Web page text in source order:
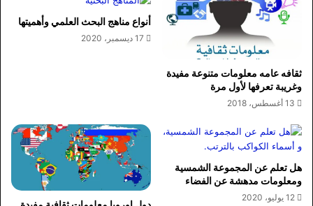
ثقافه عامه معلومات متنوعة مفيدة
وغريبة تعرفها لأول مرة
13 أغسطس، 2018
أنواع مناهج البحث العلمي وأهميتها
17 ديسمبر، 2020
هل تعلم عن المجموعة الشمسية
ومعلومات مدهشة عن الفضاء
12 يوليو، 2020